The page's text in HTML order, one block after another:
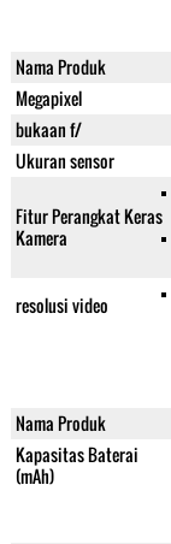
Nama Produk
Megapixel
bukaan f/
Ukuran sensor
Fitur Perangkat Keras
Kamera
resolusi video
Nama Produk
Kapasitas Baterai
(mAh)